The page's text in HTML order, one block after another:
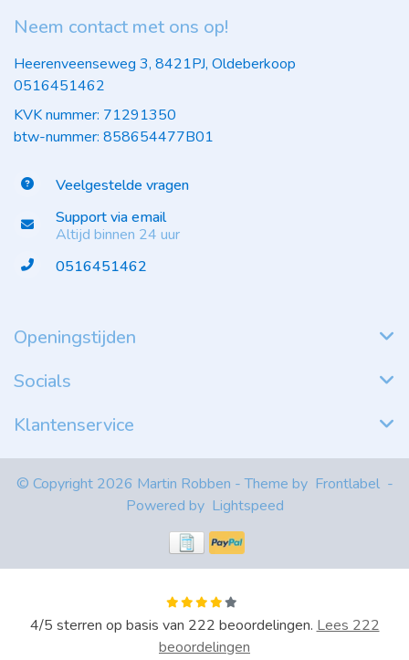
Neem contact met ons op!
Heerenveenseweg 3, 8421PJ, Oldeberkoop
0516451462
KVK nummer: 71291350
btw-nummer: 858654477B01
Veelgestelde vragen
Support via email
Altijd binnen 24 uur
0516451462
Openingstijden
Socials
Klantenservice
© Copyright 2026 Martin Robben - Theme by Frontlabel -
Powered by Lightspeed
4/5 sterren op basis van 222 beoordelingen. Lees 222
beoordelingen